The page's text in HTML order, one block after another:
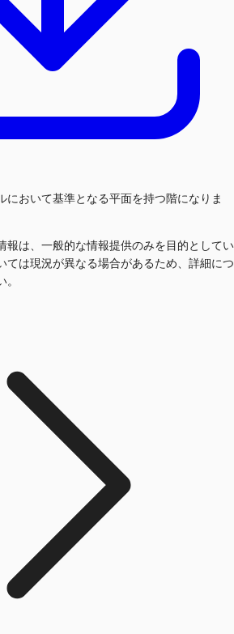
おいて基準となる平面を持つ階になりま
報は、一般的な情報提供のみを目的としてい
ては現況が異なる場合があるため、詳細につ